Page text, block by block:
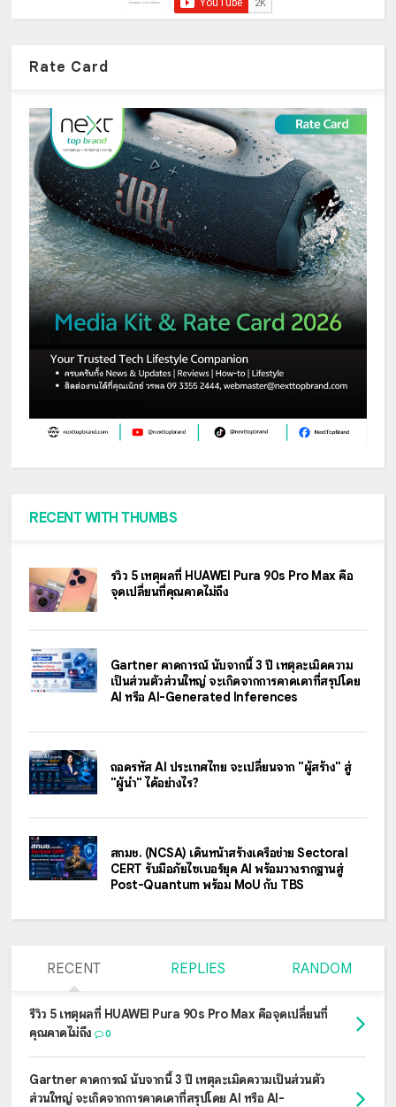
Rate Card
RECENT WITH THUMBS
รีวิว 5 เหตุผลที่ HUAWEI Pura 90s Pro Max คือ
จุดเปลี่ยนที่คุณคาดไม่ถึง
Gartner คาดการณ์ นับจากนี้ 3 ปี เหตุละเมิดความ
เป็นส่วนตัวส่วนใหญ่ จะเกิดจากการคาดเดาที่สรุปโดย
AI หรือ AI-Generated Inferences
ถอดรหัส AI ประเทศไทย จะเปลี่ยนจาก "ผู้สร้าง" สู่
"ผู้นำ" ได้อย่างไร?
สกมช. (NCSA) เดินหน้าสร้างเครือข่าย Sectoral
CERT รับมือภัยไซเบอร์ยุค AI พร้อมวางรากฐานสู่
Post-Quantum พร้อม MoU กับ TBS
RECENT REPLIES RANDOM
รีวิว 5 เหตุผลที่ HUAWEI Pura 90s Pro Max คือจุดเปลี่ยนที่
คุณคาดไม่ถึง
0
Gartner คาดการณ์ นับจากนี้ 3 ปี เหตุละเมิดความเป็นส่วนตัว
ส่วนใหญ่ จะเกิดจากการคาดเดาที่สรุปโดย AI หรือ AI-